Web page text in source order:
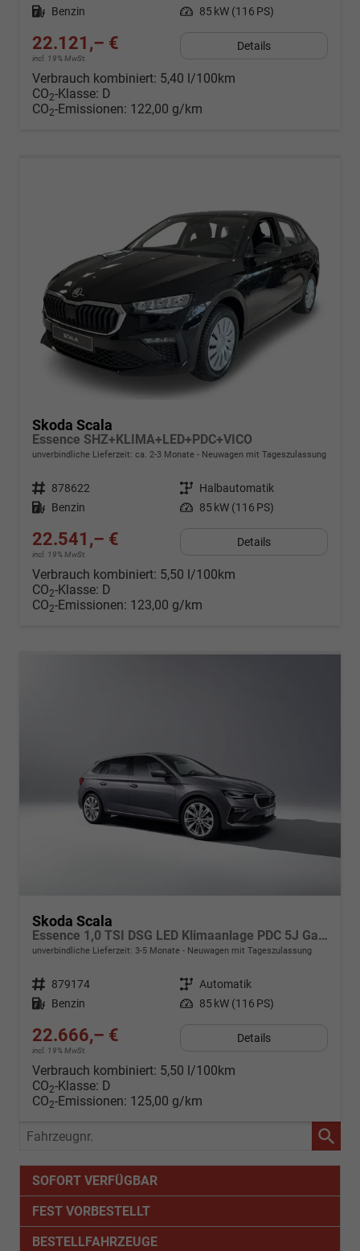
Kraftstoff Benzin Leistung 85 kW (116 PS)
22.121,– €
incl. 19% MwSt.
Details
Verbrauch kombiniert: 5,40 l/100km
CO2-Klasse: D
CO2-Emissionen: 122,00 g/km
Skoda Scala
Essence SHZ+KLIMA+LED+PDC+VICO
unverbindliche Lieferzeit: ca. 2-3 Monate Neuwagen mit Tageszulassung
Fahrzeugnr. 878622 Getriebe Halbautomatik
Kraftstoff Benzin Leistung 85 kW (116 PS)
22.541,– €
incl. 19% MwSt.
Details
Verbrauch kombiniert: 5,50 l/100km
CO2-Klasse: D
CO2-Emissionen: 123,00 g/km
Skoda Scala
Essence 1,0 TSI DSG LED Klimaanlage PDC 5J Garantie Spurhalteassistent Bluetooth
unverbindliche Lieferzeit: 3-5 Monate Neuwagen mit Tageszulassung
Fahrzeugnr. 879174 Getriebe Automatik
Kraftstoff Benzin Leistung 85 kW (116 PS)
22.666,– €
incl. 19% MwSt.
Details
Verbrauch kombiniert: 5,50 l/100km
CO2-Klasse: D
CO2-Emissionen: 125,00 g/km
Fahrzeugnr.
SOFORT VERFÜGBAR
FEST VORBESTELLT
BESTELLFAHRZEUGE